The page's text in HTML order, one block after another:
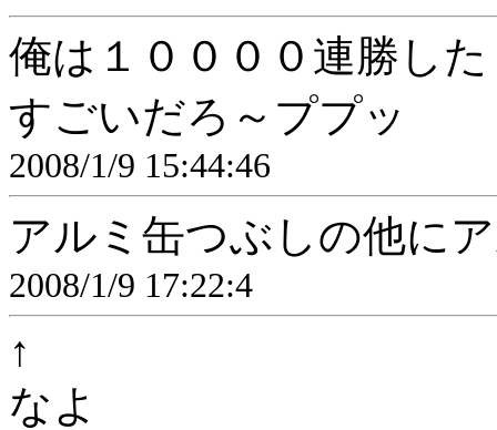
俺は１００００連勝した
すごいだろ～ププッ
2008/1/9 15:44:46
アルミ缶つぶしの他に
2008/1/9 17:22:4
↑
なよ